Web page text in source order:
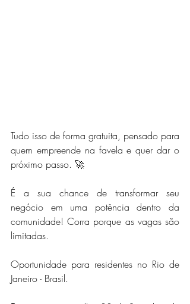
Tudo isso de forma gratuita, pensado para
quem empreende na favela e quer dar o
próximo passo. 🚀
É a sua chance de transformar seu
negócio em uma potência dentro da
comunidade! Corra porque as vagas são
limitadas.
Oportunidade para residentes no Rio de
Janeiro - Brasil.